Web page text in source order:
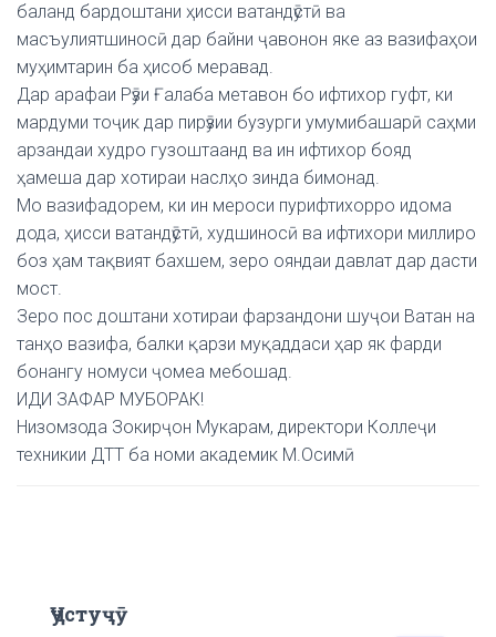
баланд бардоштани ҳисси ватандӯстӣ ва
масъулиятшиносӣ дар байни ҷавонон яке аз вазифаҳои
муҳимтарин ба ҳисоб меравад.
Дар арафаи Рӯзи Ғалаба метавон бо ифтихор гуфт, ки
мардуми тоҷик дар пирӯзии бузурги умумибашарӣ саҳми
арзандаи худро гузоштаанд ва ин ифтихор бояд
ҳамеша дар хотираи наслҳо зинда бимонад.
Мо вазифадорем, ки ин мероси пурифтихорро идома
дода, ҳисси ватандӯстӣ, худшиносӣ ва ифтихори миллиро
боз ҳам тақвият бахшем, зеро ояндаи давлат дар дасти
мост.
Зеро пос доштани хотираи фарзандони шуҷои Ватан на
танҳо вазифа, балки қарзи муқаддаси ҳар як фарди
бонангу номуси ҷомеа мебошад.
ИДИ ЗАФАР МУБОРАК!
Низомзода Зокирҷон Мукарам, директори Коллеҷи
техникии ДТТ ба номи академик М.Осимӣ
Ҷустуҷӯ